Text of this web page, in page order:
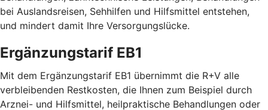
bei Auslandsreisen, Sehhilfen und Hilfsmittel entstehen,
und mindert damit Ihre Versorgungslücke.
Ergänzungstarif EB1
Mit dem Ergänzungstarif EB1 übernimmt die R+V alle
verbleibenden Restkosten, die Ihnen zum Beispiel durch
Arznei- und Hilfsmittel, heilpraktische Behandlungen oder